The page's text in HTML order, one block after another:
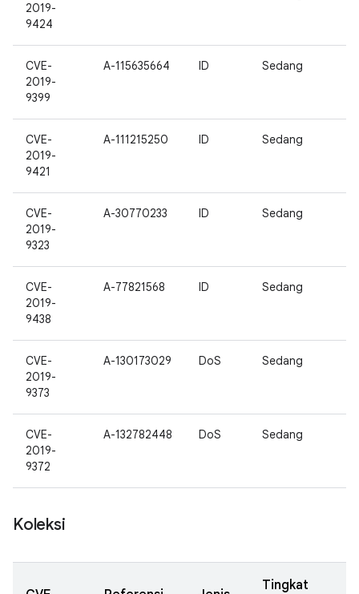
2019-
9424
CVE-
2019-
9399
A-115635664 ID Sedang
CVE-
2019-
9421
A-111215250 ID Sedang
CVE-
2019-
9323
A-30770233 ID Sedang
CVE-
2019-
9438
A-77821568 ID Sedang
CVE-
2019-
9373
A-130173029 DoS Sedang
CVE-
2019-
9372
A-132782448 DoS Sedang
Koleksi
Tingkat